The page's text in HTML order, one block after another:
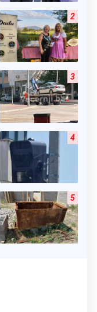
2
3
4
5